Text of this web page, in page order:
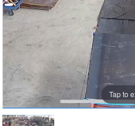
Tap to